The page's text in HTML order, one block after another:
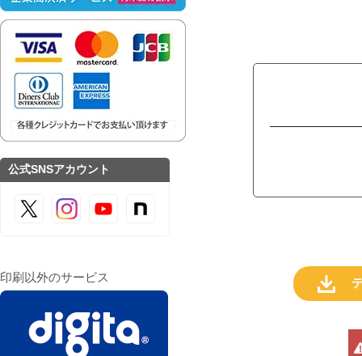
公式SNSアカウント
印刷以外のサービス